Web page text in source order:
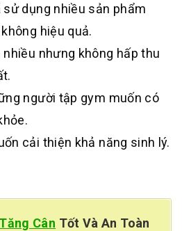
dụng nhiều sản phẩm
hiệu quả.
nhưng không hấp thu
người tập gym muốn có
cải thiện khả năng sinh lý.
Cân Tốt Và An Toàn